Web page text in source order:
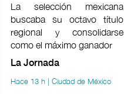
La selección mexicana
buscaba su octavo título
regional y consolidarse
como el máximo ganador
La Jornada
Hace 13 h | Ciudad de México